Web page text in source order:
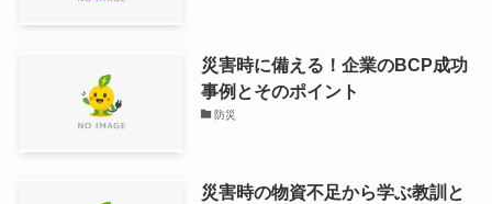
災害時に備える！企業のBCP成功
事例とそのポイント
防災
災害時の物資不足から学ぶ教訓と